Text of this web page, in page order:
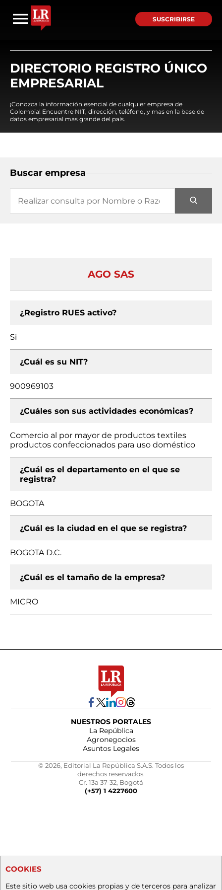
SUSCRIBIRSE
DIRECTORIO REGISTRO ÚNICO
EMPRESARIAL
¡Conozca la información esencial de cualquier empresa de
Colombia! Encuentre NIT, dirección, teléfono, y mas en la base de
datos empresarial mas grande del país.
Buscar empresa
AGO SAS
¿Registro RUES activo?
Si
¿Cuál es su NIT?
900969103
¿Cuáles son sus actividades económicas?
Comercio al por mayor de productos textiles
productos confeccionados para uso doméstico
¿Cuál es el departamento en el que se
registra?
BOGOTA
¿Cuál es la ciudad en el que se registra?
BOGOTA D.C.
¿Cuál es el tamaño de la empresa?
MICRO
NUESTROS PORTALES
La República
Agronegocios
Asuntos Legales
© 2026, Editorial La República S.A.S. Todos los
derechos reservados.
Cr. 13a 37-32, Bogotá
(+57) 1 4227600
COOKIES
Este sitio web usa cookies propias y de terceros para analizar